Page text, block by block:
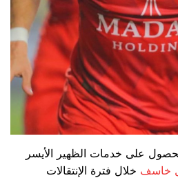
على خدمات الظهير الأيسر
خاسف خلال فترة الإنتقالات